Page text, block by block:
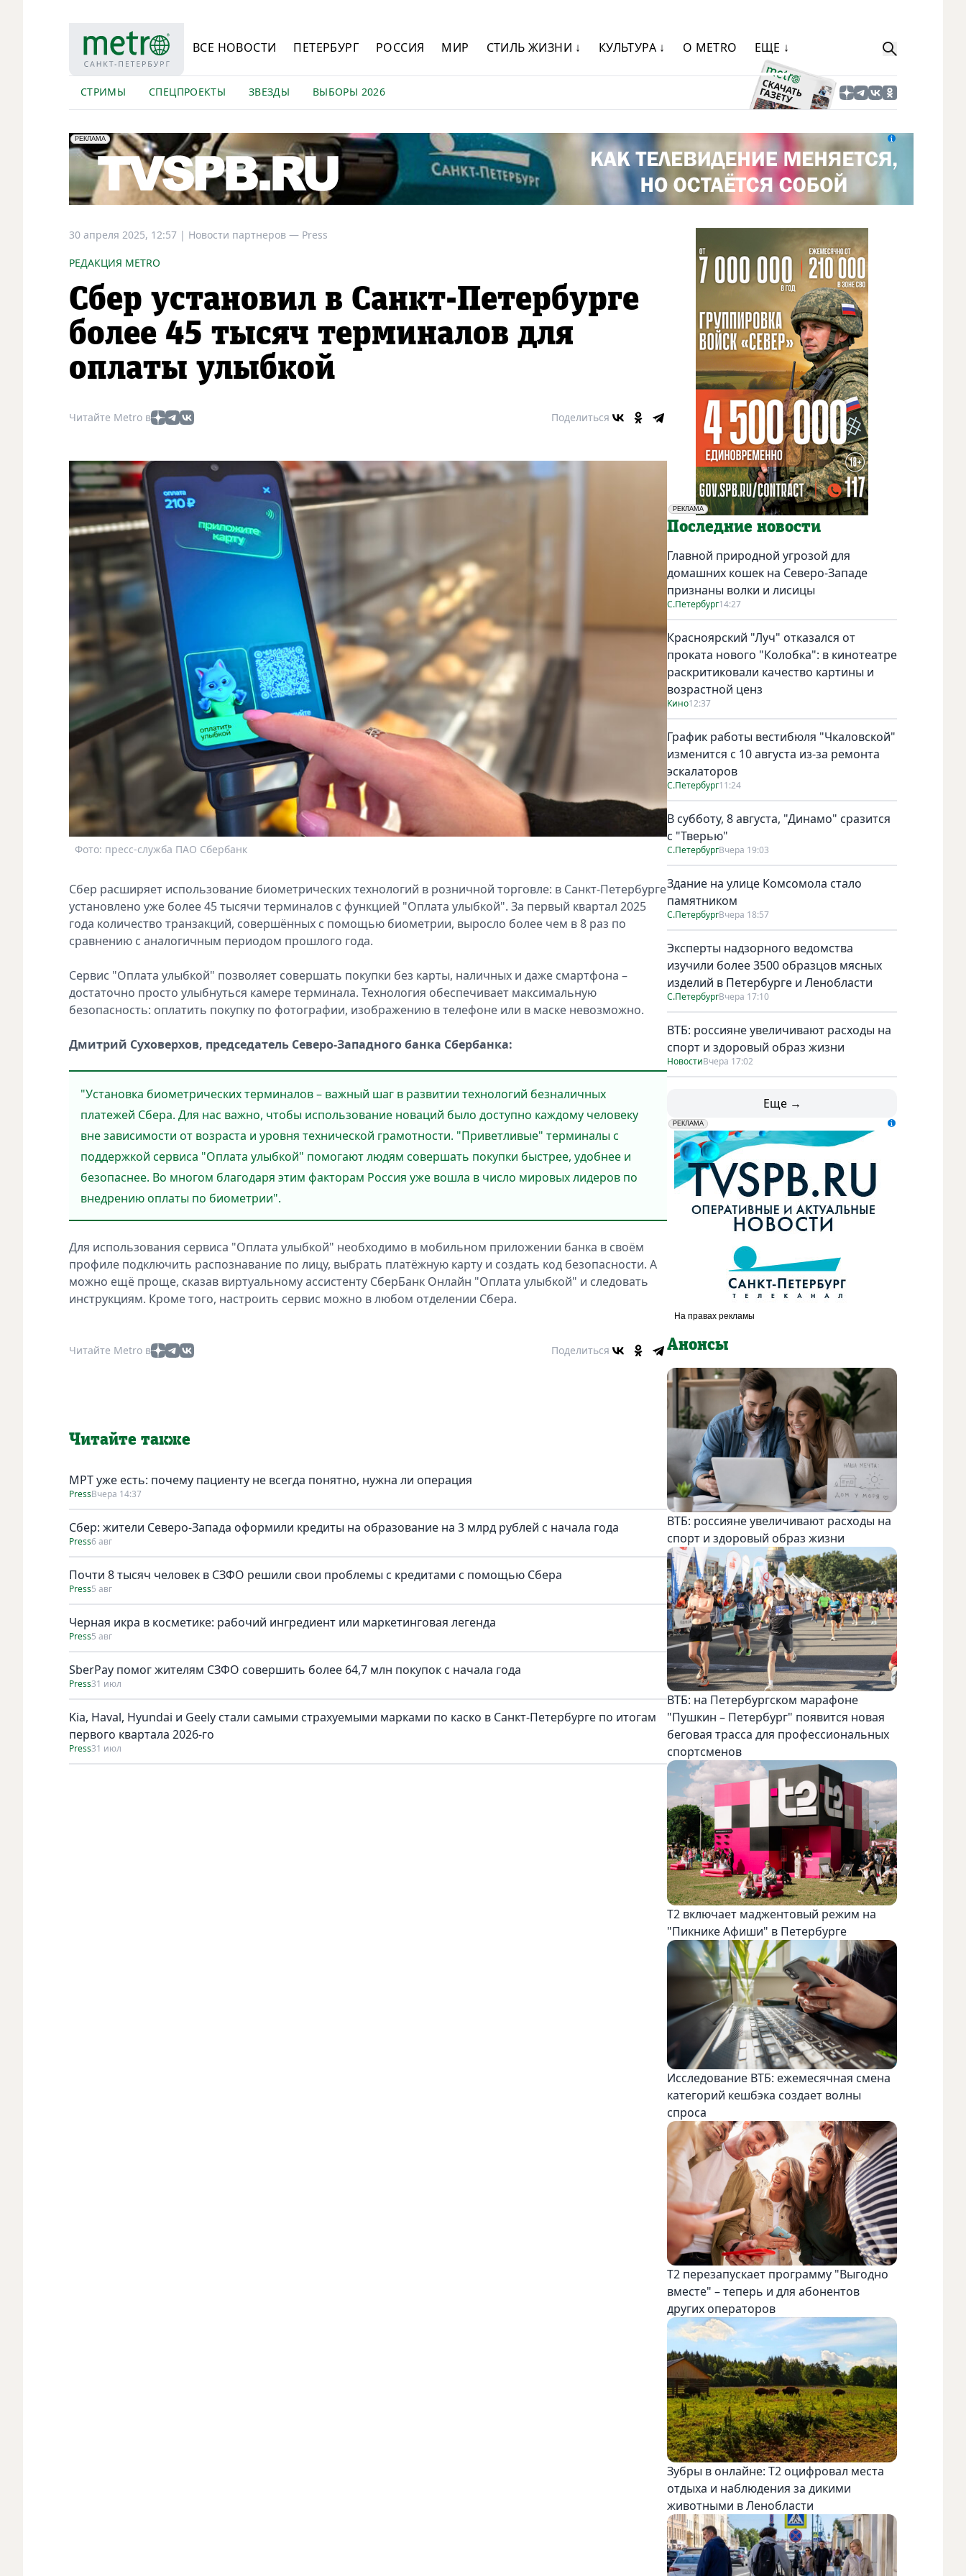
ВСЕ НОВОСТИ ПЕТЕРБУРГ РОССИЯ МИР СТИЛЬ ЖИЗНИ ↓ КУЛЬТУРА ↓ О METRO ЕЩЕ ↓
СТРИМЫ СПЕЦПРОЕКТЫ ЗВЕЗДЫ ВЫБОРЫ 2026
erid: LdtCK5Efv
РЕКЛАМА
АО "ГАТР", ИНН: 7841320717
30 апреля 2025, 12:57 | Новости партнеров — Press
РЕДАКЦИЯ METRO
Сбер установил в Санкт-Петербурге
более 45 тысяч терминалов для
оплаты улыбкой
Читайте Metro в Поделиться
Фото: пресс-служба ПАО Сбербанк
Сбер расширяет использование биометрических технологий в розничной торговле: в Санкт-Петербурге
установлено уже более 45 тысячи терминалов с функцией "Оплата улыбкой". За первый квартал 2025
года количество транзакций, совершённых с помощью биометрии, выросло более чем в 8 раз по
сравнению с аналогичным периодом прошлого года.
Сервис "Оплата улыбкой" позволяет совершать покупки без карты, наличных и даже смартфона –
достаточно просто улыбнуться камере терминала. Технология обеспечивает максимальную
безопасность: оплатить покупку по фотографии, изображению в телефоне или в маске невозможно.
Дмитрий Суховерхов, председатель Северо-Западного банка Сбербанка:
"Установка биометрических терминалов – важный шаг в развитии технологий безналичных
платежей Сбера. Для нас важно, чтобы использование новаций было доступно каждому человеку
вне зависимости от возраста и уровня технической грамотности. "Приветливые" терминалы с
поддержкой сервиса "Оплата улыбкой" помогают людям совершать покупки быстрее, удобнее и
безопаснее. Во многом благодаря этим факторам Россия уже вошла в число мировых лидеров по
внедрению оплаты по биометрии".
Для использования сервиса "Оплата улыбкой" необходимо в мобильном приложении банка в своём
профиле подключить распознавание по лицу, выбрать платёжную карту и создать код безопасности. А
можно ещё проще, сказав виртуальному ассистенту СберБанк Онлайн "Оплата улыбкой" и следовать
инструкциям. Кроме того, настроить сервис можно в любом отделении Сбера.
Читайте Metro в Поделиться
Читайте также
МРТ уже есть: почему пациенту не всегда понятно, нужна ли операция
PressВчера 14:37
Сбер: жители Северо-Запада оформили кредиты на образование на 3 млрд рублей с начала года
Press6 авг
Почти 8 тысяч человек в СЗФО решили свои проблемы с кредитами с помощью Сбера
Press5 авг
Черная икра в косметике: рабочий ингредиент или маркетинговая легенда
Press5 авг
SberPay помог жителям СЗФО совершить более 64,7 млн покупок c начала года
Press31 июл
Kia, Haval, Hyundai и Geely стали самыми страхуемыми марками по каско в Санкт-Петербурге по итогам
первого квартала 2026-го
Press31 июл
РЕКЛАМА
Социальная реклама
Последние новости
Главной природной угрозой для
домашних кошек на Северо-Западе
признаны волки и лисицы
С.Петербург14:27
Красноярский "Луч" отказался от
проката нового "Колобка": в кинотеатре
раскритиковали качество картины и
возрастной ценз
Кино12:37
График работы вестибюля "Чкаловской"
изменится с 10 августа из-за ремонта
эскалаторов
С.Петербург11:24
В субботу, 8 августа, "Динамо" сразится
с "Тверью"
С.ПетербургВчера 19:03
Здание на улице Комсомола стало
памятником
С.ПетербургВчера 18:57
Эксперты надзорного ведомства
изучили более 3500 образцов мясных
изделий в Петербурге и Ленобласти
С.ПетербургВчера 17:10
ВТБ: россияне увеличивают расходы на
спорт и здоровый образ жизни
НовостиВчера 17:02
Еще →
erid: LdtCK5udn
РЕКЛАМА
АО "ГАТР", ИНН: 7841320717
Анонсы
ВТБ: россияне увеличивают расходы на
спорт и здоровый образ жизни
ВТБ: на Петербургском марафоне
"Пушкин – Петербург" появится новая
беговая трасса для профессиональных
спортсменов
Т2 включает маджентовый режим на
"Пикнике Афиши" в Петербурге
Исследование ВТБ: ежемесячная смена
категорий кешбэка создает волны
спроса
Т2 перезапускает программу "Выгодно
вместе" – теперь и для абонентов
других операторов
Зубры в онлайне: Т2 оцифровал места
отдыха и наблюдения за дикими
животными в Ленобласти